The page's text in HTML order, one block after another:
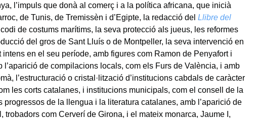
l’impuls que donà al comerç i a la política africana, que inicià
de Tunis, de Tremissèn i d’Egipte, la redacció delLlibre del
de costums marítims, la seva protecció als jueus, les reformes
del gros de Sant Lluís o de Montpeller, la seva intervenció en
en el seu període, amb figures com Ramon de Penyafort i
l’aparició de compilacions locals, com els Furs de València, i amb
l’estructuració o cristal·lització d’institucions cabdals de caràcter
les corts catalanes, i institucions municipals, com el consell de la
progressos de la llengua i la literatura catalanes, amb l’aparició de
trobadors com Cerverí de Girona, i el mateix monarca, Jaume I,